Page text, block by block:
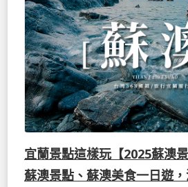
宜蘭景點這樣玩【2025蘇澳
蘇澳景點、蘇澳美食一日遊